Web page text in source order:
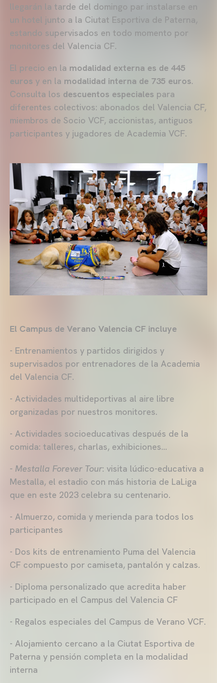
llegarán la tarde del domingo par instalarse en
un hotel junto a la Ciutat Esportiva de Paterna,
estando supervisados en todo momento por
monitores del Valencia CF.
El precio en la modalidad externa es de 445
euros y en la modalidad interna de 735 euros.
Consulta los descuentos especiales para
diferentes colectivos: abonados del Valencia CF,
miembros de Socio VCF, accionistas, antiguos
participantes y jugadores de Academia VCF.
El Campus de Verano Valencia CF incluye
- Entrenamientos y partidos dirigidos y
supervisados por entrenadores de la Academia
del Valencia CF.
- Actividades multideportivas al aire libre
organizadas por nuestros monitores.
- Actividades socioeducativas después de la
comida: talleres, charlas, exhibiciones…
- Mestalla Forever Tour: visita lúdico-educativa a
Mestalla, el estadio con más historia de LaLiga
que en este 2023 celebra su centenario.
- Almuerzo, comida y merienda para todos los
participantes
- Dos kits de entrenamiento Puma del Valencia
CF compuesto por camiseta, pantalón y calzas.
- Diploma personalizado que acredita haber
participado en el Campus del Valencia CF
- Regalos especiales del Campus de Verano VCF.
- Alojamiento cercano a la Ciutat Esportiva de
Paterna y pensión completa en la modalidad
interna